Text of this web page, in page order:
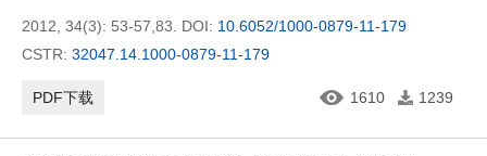
2012, 34(3): 53-57,83. DOI: 10.6052/1000-0879-11-179
CSTR: 32047.14.1000-0879-11-179
PDF下载 1610 1239